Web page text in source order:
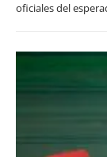
oficiales del